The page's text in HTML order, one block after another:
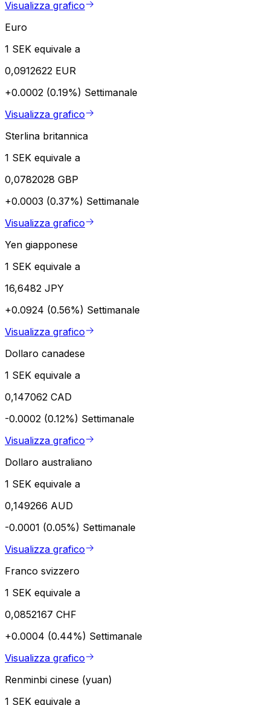
Visualizza grafico
Euro
1 SEK equivale a
0,0912622 EUR
+0.0002 (0.19%) Settimanale
Visualizza grafico
Sterlina britannica
1 SEK equivale a
0,0782028 GBP
+0.0003 (0.37%) Settimanale
Visualizza grafico
Yen giapponese
1 SEK equivale a
16,6482 JPY
+0.0924 (0.56%) Settimanale
Visualizza grafico
Dollaro canadese
1 SEK equivale a
0,147062 CAD
-0.0002 (0.12%) Settimanale
Visualizza grafico
Dollaro australiano
1 SEK equivale a
0,149266 AUD
-0.0001 (0.05%) Settimanale
Visualizza grafico
Franco svizzero
1 SEK equivale a
0,0852167 CHF
+0.0004 (0.44%) Settimanale
Visualizza grafico
Renminbi cinese (yuan)
1 SEK equivale a